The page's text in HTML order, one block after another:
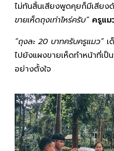
ไม่ทันสิ้นเสียงพูดคุยก็มีเสียง
ขายเห็ดถุงเท่าไหร่ครับ” ครูแม
“ถุงละ 20 บาทครับครูแมว” เ
ไปยังแผงขายเห็ดทำหน้าที่เป็
อย่างตั้งใจ